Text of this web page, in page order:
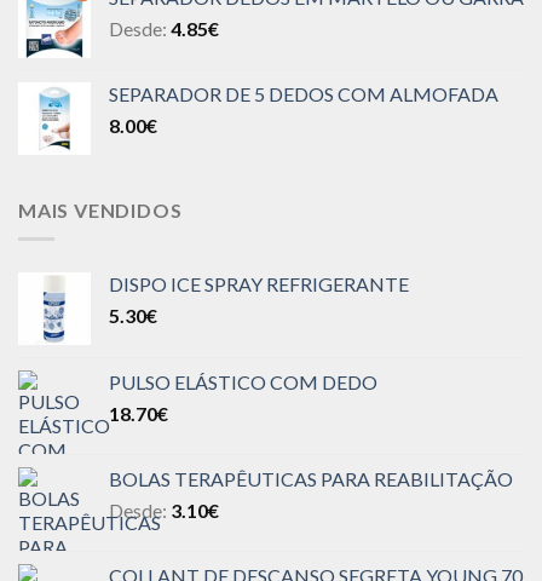
Desde: 4.85€
SEPARADOR DE 5 DEDOS COM ALMOFADA
8.00€
MAIS VENDIDOS
DISPO ICE SPRAY REFRIGERANTE
5.30€
PULSO ELÁSTICO COM DEDO
18.70€
BOLAS TERAPÊUTICAS PARA REABILITAÇÃO
Desde: 3.10€
COLLANT DE DESCANSO SEGRETA YOUNG 70